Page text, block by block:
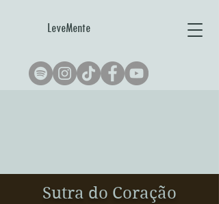
LeveMente
Sutra do Coração